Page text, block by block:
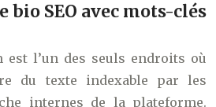
bio SEO avec mots-clés
est l’un des seuls endroits où
du texte indexable par les
internes de la plateforme.